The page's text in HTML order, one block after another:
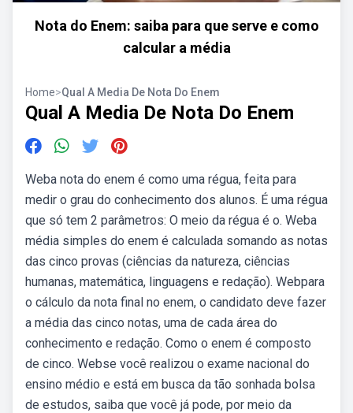
Nota do Enem: saiba para que serve e como
calcular a média
Home>Qual A Media De Nota Do Enem
Qual A Media De Nota Do Enem
Weba nota do enem é como uma régua, feita para
medir o grau do conhecimento dos alunos. É uma régua
que só tem 2 parâmetros: O meio da régua é o. Weba
média simples do enem é calculada somando as notas
das cinco provas (ciências da natureza, ciências
humanas, matemática, linguagens e redação). Webpara
o cálculo da nota final no enem, o candidato deve fazer
a média das cinco notas, uma de cada área do
conhecimento e redação. Como o enem é composto
de cinco. Webse você realizou o exame nacional do
ensino médio e está em busca da tão sonhada bolsa
de estudos, saiba que você já pode, por meio da